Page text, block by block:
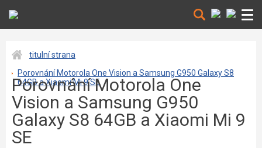
titulní strana
Porovnání Motorola One Vision a Samsung G950 Galaxy S8
64GB a Xiaomi Mi 9 SE
Porovnání Motorola One
Vision a Samsung G950
Galaxy S8 64GB a Xiaomi Mi 9
SE